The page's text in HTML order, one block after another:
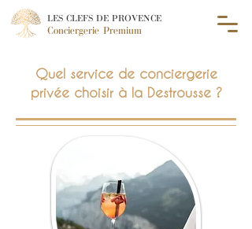
LES CLEFS DE PROVENCE
Conciergerie Premium
Quel service de conciergerie
privée choisir à la Destrousse ?